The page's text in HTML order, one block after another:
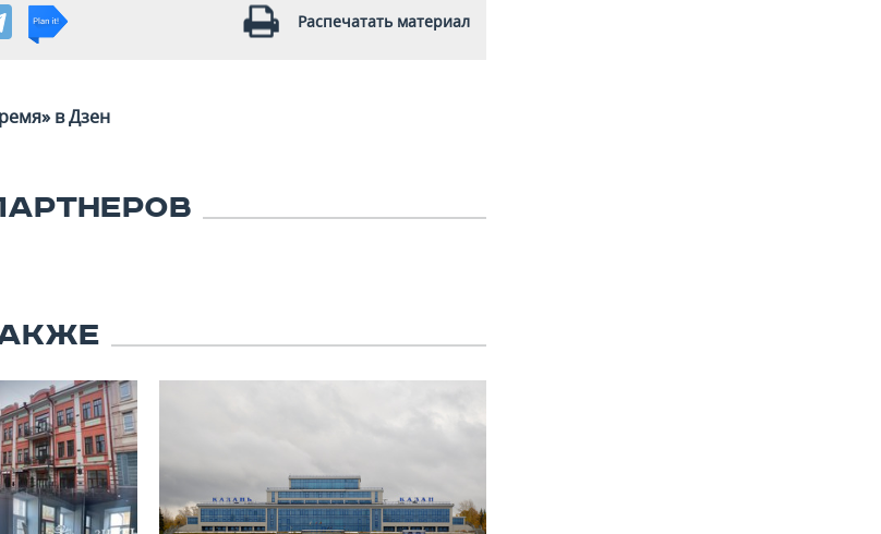
Распечатать материал
в Дзен